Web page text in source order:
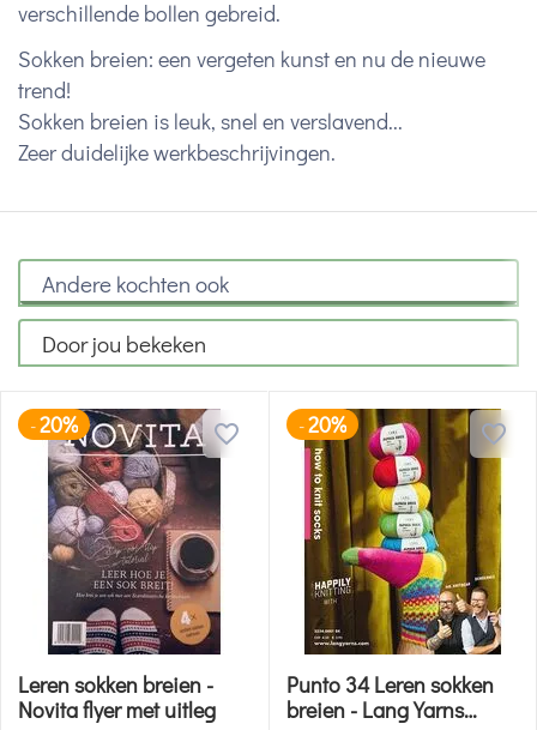
verschillende bollen gebreid.
Sokken breien: een vergeten kunst en nu de nieuwe
trend!
Sokken breien is leuk, snel en verslavend...
Zeer duidelijke werkbeschrijvingen.
Andere kochten ook
Door jou bekeken
-20%
Leren sokken breien -
Novita flyer met uitleg
-20%
Punto 34 Leren sokken
breien - Lang Yarns